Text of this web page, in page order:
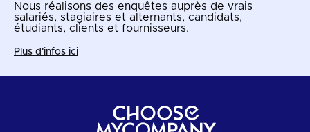
Nous réalisons des enquêtes auprès de vrais
salariés, stagiaires et alternants, candidats,
étudiants, clients et fournisseurs.
Plus d'infos ici